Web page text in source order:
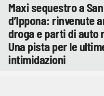
Maxi sequestro a
d’Ippona: rinvenute
droga e parti di auto
Una pista per le
intimidazioni